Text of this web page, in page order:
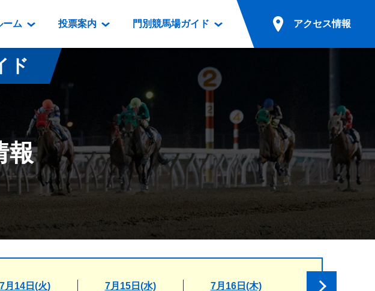
番組・級別表ダウンロード
開催カレンダー
重賞競走体系図
スタリオンシリーズ競走
道内の発売情報(PDF)
ーム
映像コンテンツ
重賞競走VTR
重賞競走参考VTR
レースダイジェスト
新馬ダイジェスト
投票案内
電話・インターネット投票
場外発売所
実況・テレホンサービス
発売・払戻
門別競馬場ガイド
門別競馬場情報
門別競馬場グルメ
とねっこジンギスカン
いずみ食堂
ルンビニフードカフェ
勝馬屋
アクセス情報
無料送迎バスでのご来場
公共の交通機関でのご来場
ド
報
7月14日(火) 7月15日(水) 7月16日(木)